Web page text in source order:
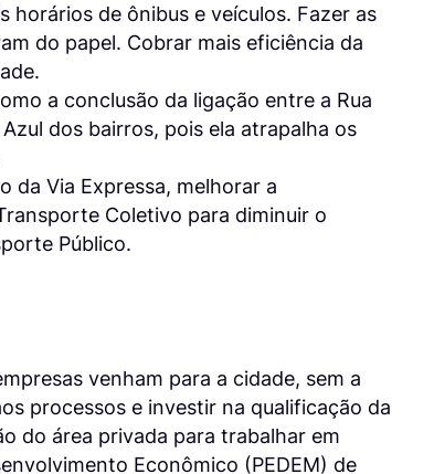
horários de ônibus e veículos. Fazer as
do papel. Cobrar mais eficiência da
a conclusão da ligação entre a Rua
dos bairros, pois ela atrapalha os
da Via Expressa, melhorar a
Coletivo para diminuir o
Público.
venham para a cidade, sem a
processos e investir na qualificação da
do área privada para trabalhar em
Econômico (PEDEM) de